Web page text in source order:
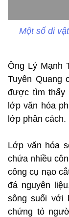
Một số di
Ông Lý Mạnh
Tuyên Quang
được tìm thấy
lớp văn hóa
lớp phân cách.
Lớp văn hóa
chứa nhiều
công cụ nạo
đá nguyên
sông suối với
chứng tỏ